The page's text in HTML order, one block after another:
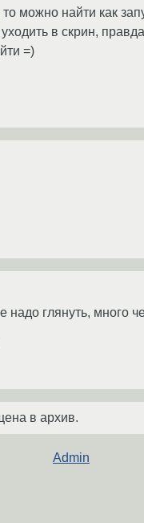
можно найти как
в скрин,
=)
надо глянуть, много
в архив.
Admin